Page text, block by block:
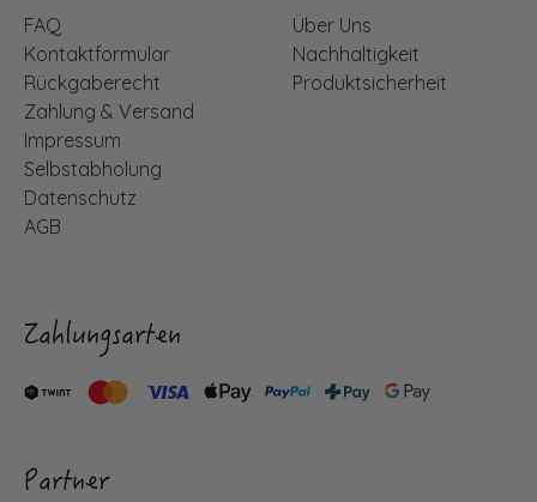
FAQ
Kontaktformular
Rückgaberecht
Zahlung & Versand
Impressum
Selbstabholung
Datenschutz
AGB
Über Uns
Nachhaltigkeit
Produktsicherheit
Zahlungsarten
Partner